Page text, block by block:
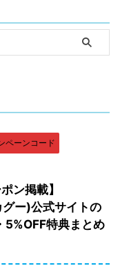
ペーンコード
ン掲載】
ー)公式サイトの
5%OFF特典まとめ